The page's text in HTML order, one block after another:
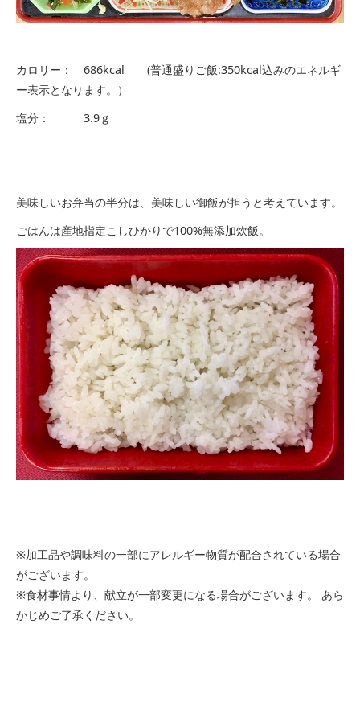
カロリー： 686kcal (普通盛りご飯:350kcal込みのエネルギ
ー表示となります。）
塩分： 3.9ｇ
美味しいお弁当の半分は、美味しい御飯が担うと考えています。
ごはんは産地指定こしひかりで100%無添加炊飯。
※加工品や調味料の一部にアレルギー物質が配合されている場合
がございます。
※食材事情より、献立が一部変更になる場合がございます。 あら
かじめご了承ください。